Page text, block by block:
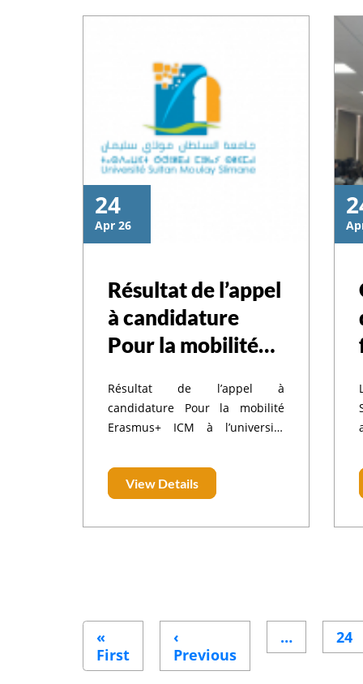
nommée par l’OMPIC (Office
Marocain de la Propriété
Industrielle et Commerciale)
pour participer à l’initiative
«Knowledge Transfer to Africa »
(Kt2A) lancée par l’OEB (Office
Européen des Brevets) afin de
diffuser l'expérience et
l'expertise européenne dans ce
domaine vers l’Afrique.
24
Apr 26
Résultat de l’appel
à candidature
Pour la mobilité
l’université Usak
en Turquie
Résultat de l’appel à
candidature Pour la mobilité
Erasmus+ ICM à l’université
View Details
Pagination
«
First
page
‹
Previous Previous
page
… 24